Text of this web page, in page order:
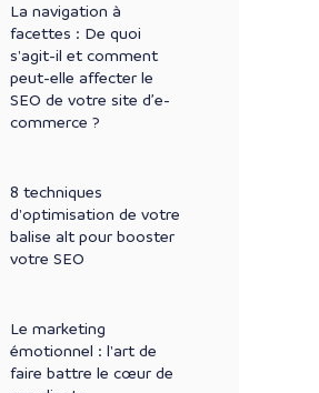
La navigation à
facettes : De quoi
s'agit-il et comment
peut-elle affecter le
SEO de votre site d’e-
commerce ?
8 techniques
d'optimisation de votre
balise alt pour booster
votre SEO
Le marketing
émotionnel : l'art de
faire battre le cœur de